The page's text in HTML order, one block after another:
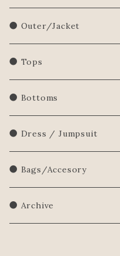
● Outer/Jacket
● Tops
Shirts/Blouse
Sweatershirt
Sweater
● Bottoms
● Dress / Jumpsuit
● Bags/Accesory
● Archive